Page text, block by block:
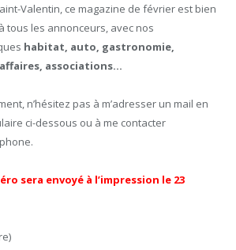
Valentin, ce magazine de février est bien
tous les annonceurs, avec nos
habitat, auto, gastronomie,
associations…
n’hésitez pas à m’adresser un mail en
ci-dessous ou à me contacter
sera envoyé à l’impression le 23